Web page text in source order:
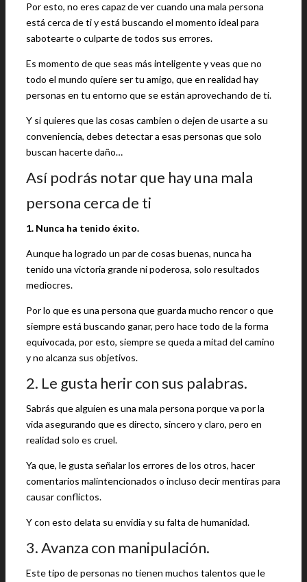
Por esto, no eres capaz de ver cuando una mala persona
está cerca de ti y está buscando el momento ideal para
sabotearte o culparte de todos sus errores.
Es momento de que seas más inteligente y veas que no
todo el mundo quiere ser tu amigo, que en realidad hay
personas en tu entorno que se están aprovechando de ti.
Y si quieres que las cosas cambien o dejen de usarte a su
conveniencia, debes detectar a esas personas que solo
buscan hacerte daño…
Así podrás notar que hay una mala
persona cerca de ti
1. Nunca ha tenido éxito.
Aunque ha logrado un par de cosas buenas, nunca ha
tenido una victoria grande ni poderosa, solo resultados
mediocres.
Por lo que es una persona que guarda mucho rencor o que
siempre está buscando ganar, pero hace todo de la forma
equivocada, por esto, siempre se queda a mitad del camino
y no alcanza sus objetivos.
2. Le gusta herir con sus palabras.
Sabrás que alguien es una mala persona porque va por la
vida asegurando que es directo, sincero y claro, pero en
realidad solo es cruel.
Ya que, le gusta señalar los errores de los otros, hacer
comentarios malintencionados o incluso decir mentiras para
causar conflictos.
Y con esto delata su envidia y su falta de humanidad.
3. Avanza con manipulación.
Este tipo de personas no tienen muchos talentos que le